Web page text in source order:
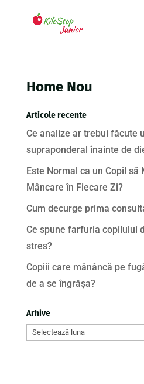
Home Nou
Articole recente
Ce analize ar trebui făcute
supraponderal înainte de
Este Normal ca un Copil să
Mâncare în Fiecare Zi?
Cum decurge prima
Ce spune farfuria copilului
stres?
Copiii care mănâncă pe
de a se îngrășa?
Arhive
Arhive